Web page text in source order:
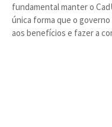
fundamental manter o
única forma que o
aos benefícios e fazer a